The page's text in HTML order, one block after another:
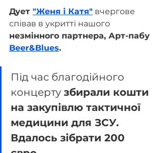
Дует "Женя і Катя" вчергове
співав в укритті нашого
незмінного партнера, Арт-пабу
Beer&Blues.
Під час благодійного
концерту збирали кошти
на закупівлю тактичної
медицини для ЗСУ.
Вдалось зібрати 200